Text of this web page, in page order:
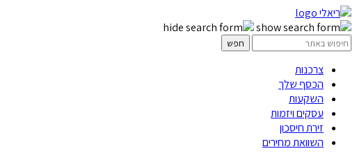
צרכנות
הכסף שלך
השקעות
עסקים ויזמות
זירת חיסכון
השוואת מחירים